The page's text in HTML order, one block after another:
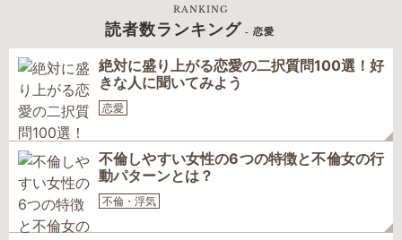
RANKING
読者数ランキング - 恋愛
絶対に盛り上がる恋愛の二択質問100選！好
きな人に聞いてみよう
恋愛
不倫しやすい女性の6つの特徴と不倫女の行
動パターンとは？
不倫・浮気